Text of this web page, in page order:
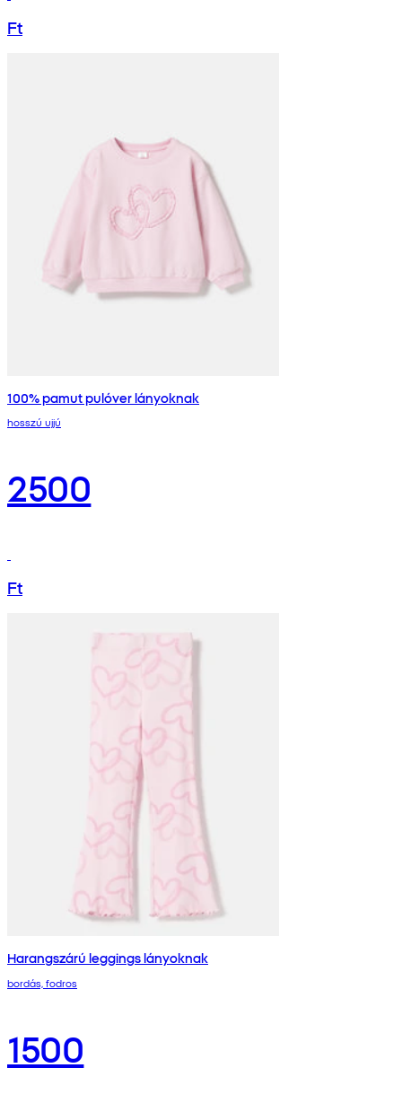
Ft
100% pamut pulóver lányoknak
hosszú ujjú
2500
Ft
Harangszárú leggings lányoknak
bordás, fodros
1500